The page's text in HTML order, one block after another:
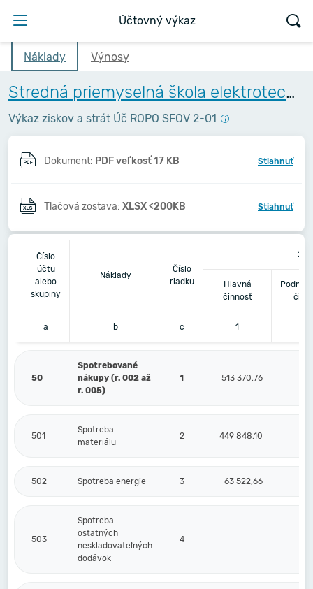
Účtovný výkaz
Náklady Výnosy
Stredná priemyselná škola elektrotechnická, Komenského 44, Košice
Výkaz ziskov a strát Úč ROPO SFOV 2-01
Dokument: PDF veľkosť 17 KB Stiahnuť
Tlačová zostava: XLSX <200KB Stiahnuť
Číslo
účtu
alebo
skupiny
Náklady
Číslo
riadku
Hlavná
činnosť
a b c 1
50
Spotrebované
nákupy (r. 002 až
r. 005)
1 513 370,76
501
Spotreba
materiálu
2 449 848,10
502 Spotreba energie 3 63 522,66
503
Spotreba
ostatných
neskladovateľných
dodávok
4